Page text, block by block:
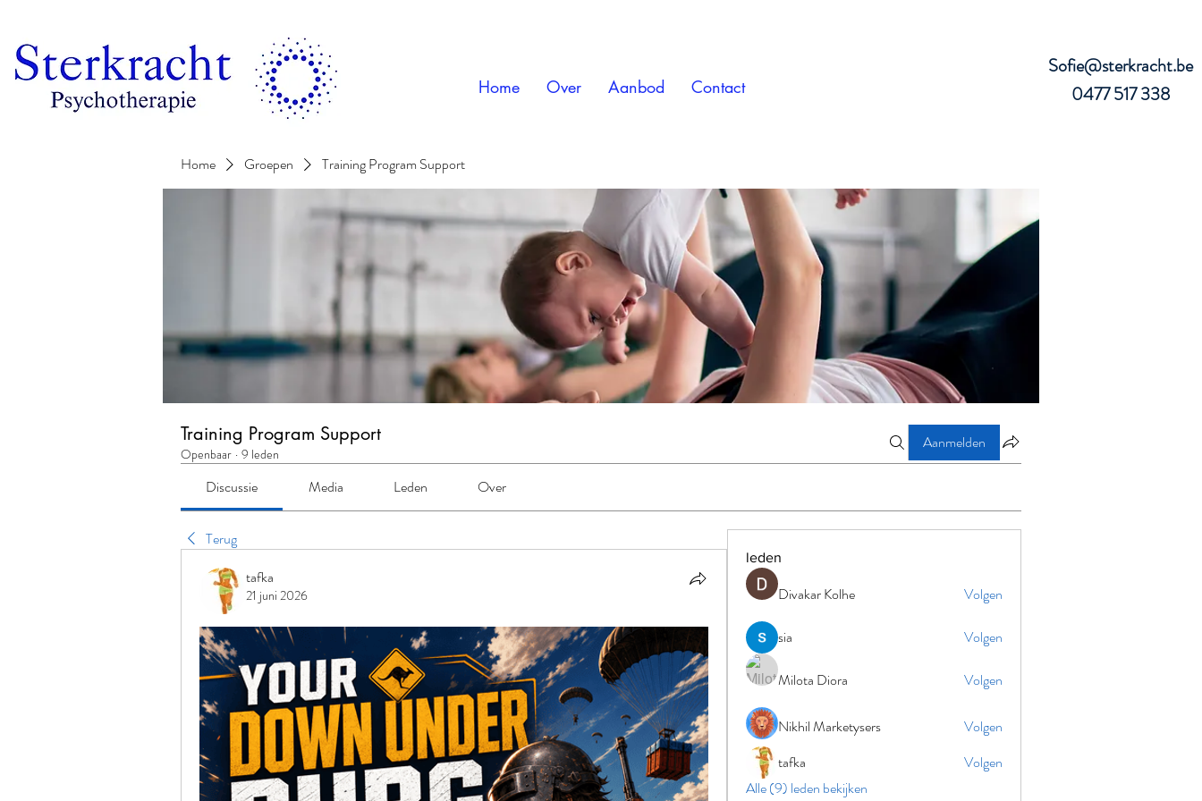
Home Over Aanbod Contact
Sofie@sterkracht.be
0477 517 338
Home Groepen Training Program Support
Training Program Support
Openbaar · 9 leden
Aanmelden
Discussie Media Leden Over
Terug
tafka
21 juni 2026
leden
Divakar Kolhe Volgen
sia Volgen
Milota Diora Volgen
Nikhil Marketysers
Volgen
tafka
Volgen
Alle (9) leden bekijken